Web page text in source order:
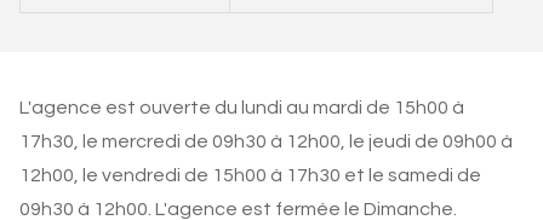
L'agence est ouverte du lundi au mardi de 15h00 à
17h30, le mercredi de 09h30 à 12h00, le jeudi de 09h00 à
12h00, le vendredi de 15h00 à 17h30 et le samedi de
09h30 à 12h00. L'agence est fermée le Dimanche.